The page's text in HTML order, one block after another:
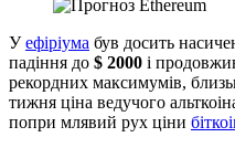
Уефіріума був досить
падіння до $ 2000 і
рекордних максимумів,
тижня ціна ведучого
попри млявий рух ціни